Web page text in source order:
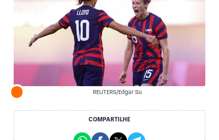
REUTERS/Edgar Su
COMPARTILHE